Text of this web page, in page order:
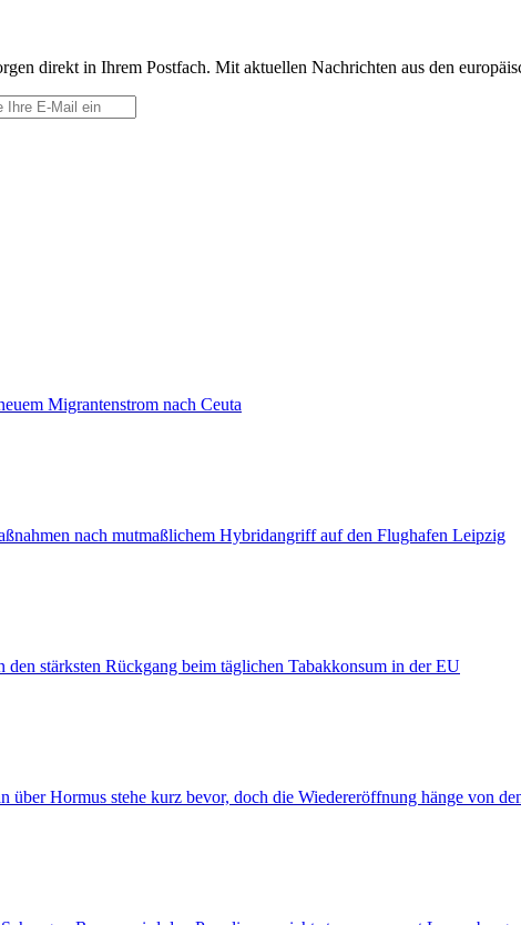
direkt in Ihrem Postfach. Mit aktuellen Nachrichten aus den
Migrantenstrom nach Ceuta
nach mutmaßlichem Hybridangriff auf den Flughafen Leipzig
den stärksten Rückgang beim täglichen Tabakkonsum in der EU
über Hormus stehe kurz bevor, doch die Wiedereröffnung hänge von